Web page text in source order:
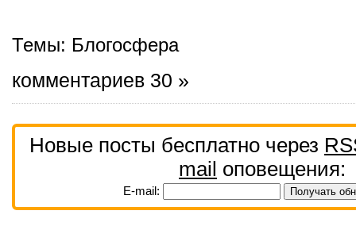
Темы: Блогосфера
комментариев 30 »
Новые посты бесплатно через
mail оповещения:
E-mail: